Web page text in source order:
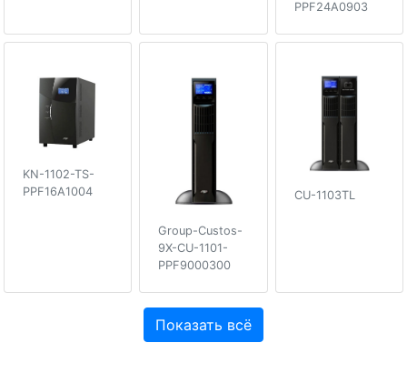
PPF24A0903
KN-1102-TS-
PPF16A1004
Group-Custos-
9X-CU-1101-
PPF9000300
CU-1103TL
Показать всё